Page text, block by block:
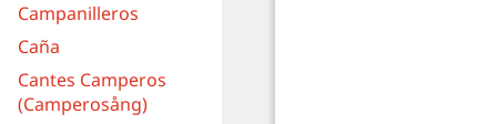
Campanilleros
Caña
Cantes Camperos
(Camperosång)